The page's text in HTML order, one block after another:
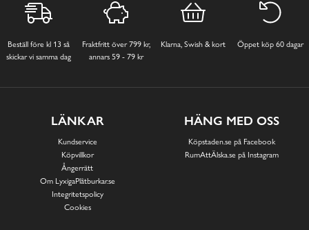
Beställ före kl 13 så
skickar vi samma dag
Fraktfritt över 799 kr,
annars 59 - 79 kr
Klarna, Swish & kort Öppet köp 60 dagar
LÄNKAR
Kundservice
Köpvillkor
Ångerrätt
Om LyxigaPlåtburkar.se
Integritetspolicy
Cookies
HÄNG MED OSS
Köpstaden.se på Facebook
RumAttÄlska.se på Instagram